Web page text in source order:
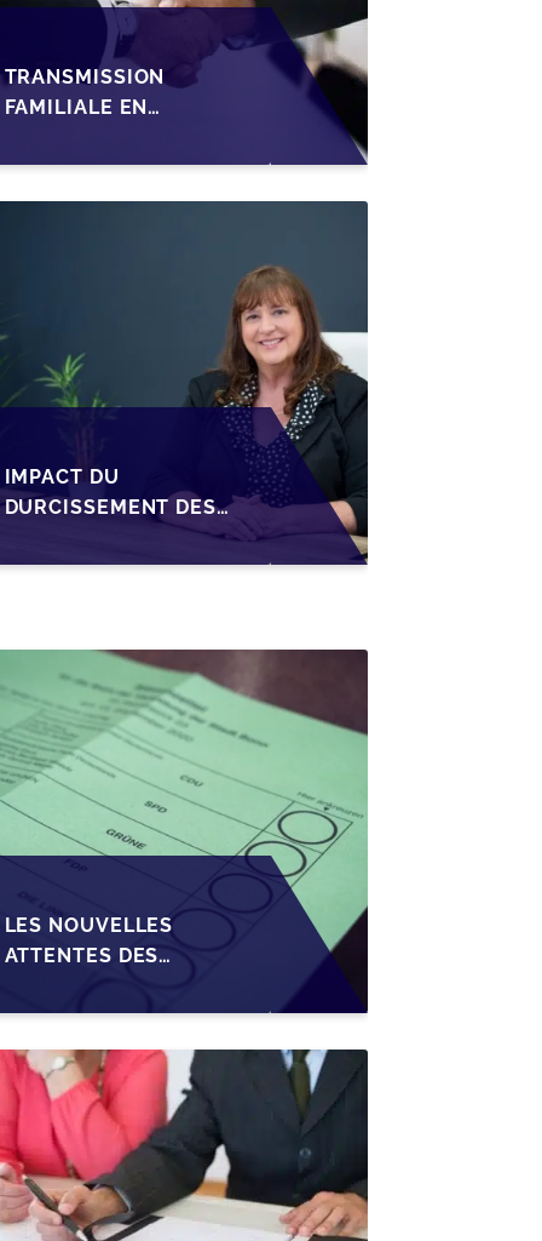
TRANSMISSION
FAMILIALE EN
STRUCTURER LA
CESSION DES PARTS
IMPACT DU
DURCISSEMENT DES
CRÉDIT SUR LA
LES NOUVELLES
ATTENTES DES
TRANSMISSION DES
PME BELGES